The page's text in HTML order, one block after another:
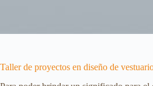
Taller de proyectos en diseño de